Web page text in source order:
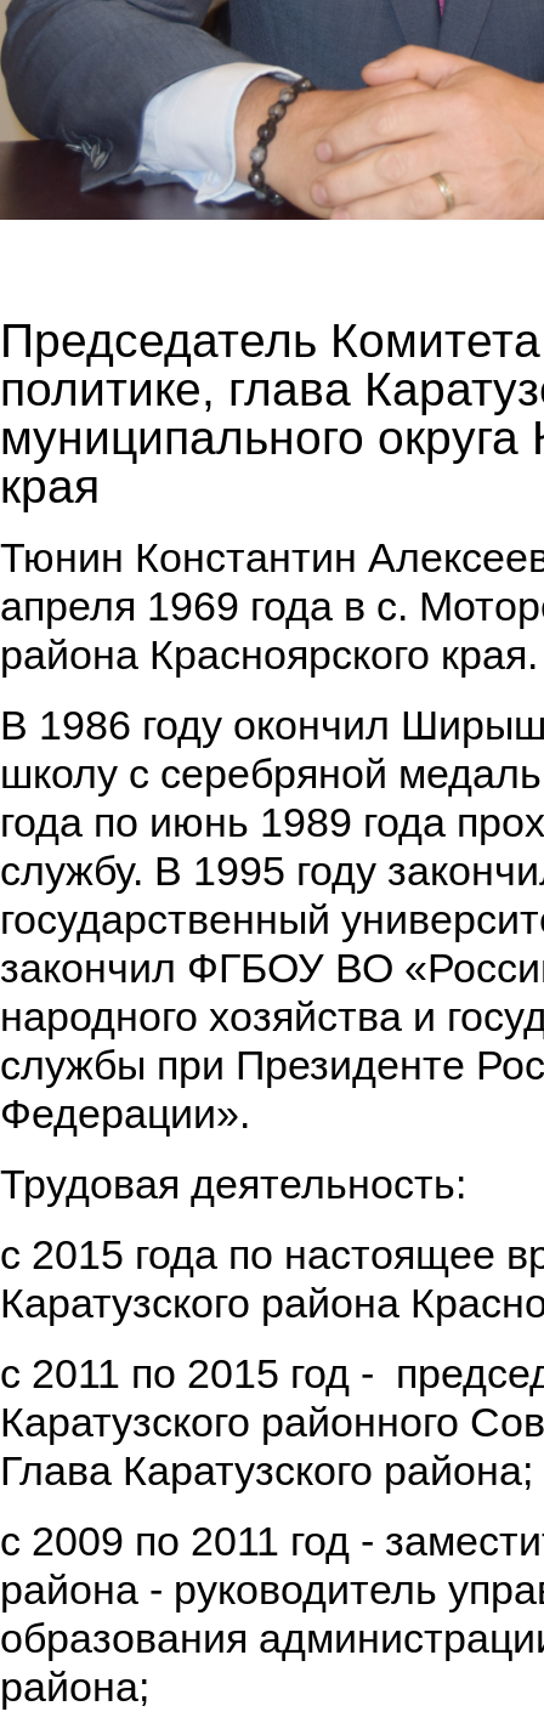
Председатель
политике, глава
муниципального округа
края
Тюнин Константин
апреля 1969 года в с.
района Красноярского края.
В 1986 году окончил
школу с серебряной
года по июнь 1989 года
службу. В 1995 году
государственный
закончил ФГБОУ ВО
народного хозяйства и
службы при Президенте
Федерации».
Трудовая деятельность:
с 2015 года по настоящее
Каратузского района
с 2011 по 2015 год -
Каратузского районного
Глава Каратузского района;
с 2009 по 2011 год -
района - руководитель
образования
района;